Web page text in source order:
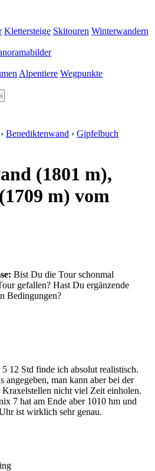
Klettersteige Skitouren Winterwandern
Alpentiere Wegpunkte
› Benediktenwand › Gipfelbuch
(1801 m),
m) vom
Bist Du die Tour schonmal
gefallen? Hast Du ergänzende
Bedingungen?
12 Std finde ich absolut realistisch.
angegeben, man kann aber bei der
nicht viel Zeit einholen.
7 hat am Ende aber 1010 hm und
ist wirklich sehr genau.